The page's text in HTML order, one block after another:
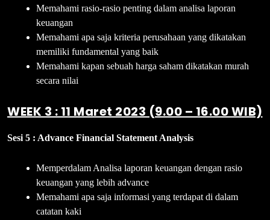
Memahami rasio-rasio penting dalam analisa laporan
keuangan
Memahami apa saja kriteria perusahaan yang dikatakan
memiliki fundamental yang baik
Memahami kapan sebuah harga saham dikatakan murah
secara nilai
WEEK 3 : 11 Maret 2023 (9.00 – 16.00 WIB)
Sesi 5 : Advance Financial Statement Analysis
Memperdalam Analisa laporan keuangan dengan rasio
keuangan yang lebih advance
Memahami apa saja informasi yang terdapat di dalam
catatan kaki